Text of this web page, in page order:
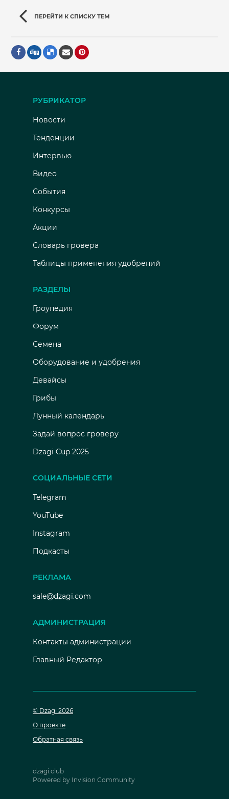
ПЕРЕЙТИ К СПИСКУ ТЕМ
РУБРИКАТОР
Новости
Тенденции
Интервью
Видео
События
Конкурсы
Акции
Словарь гровера
Таблицы применения удобрений
РАЗДЕЛЫ
Гроупедия
Форум
Семена
Оборудование и удобрения
Девайсы
Грибы
Лунный календарь
Задай вопрос гроверу
Dzagi Cup 2025
СОЦИАЛЬНЫЕ СЕТИ
Telegram
YouTube
Instagram
Подкасты
РЕКЛАМА
sale@dzagi.com
АДМИНИСТРАЦИЯ
Контакты администрации
Главный Редактор
© Dzagi 2026
О проекте
Обратная связь
dzagi.club
Powered by Invision Community